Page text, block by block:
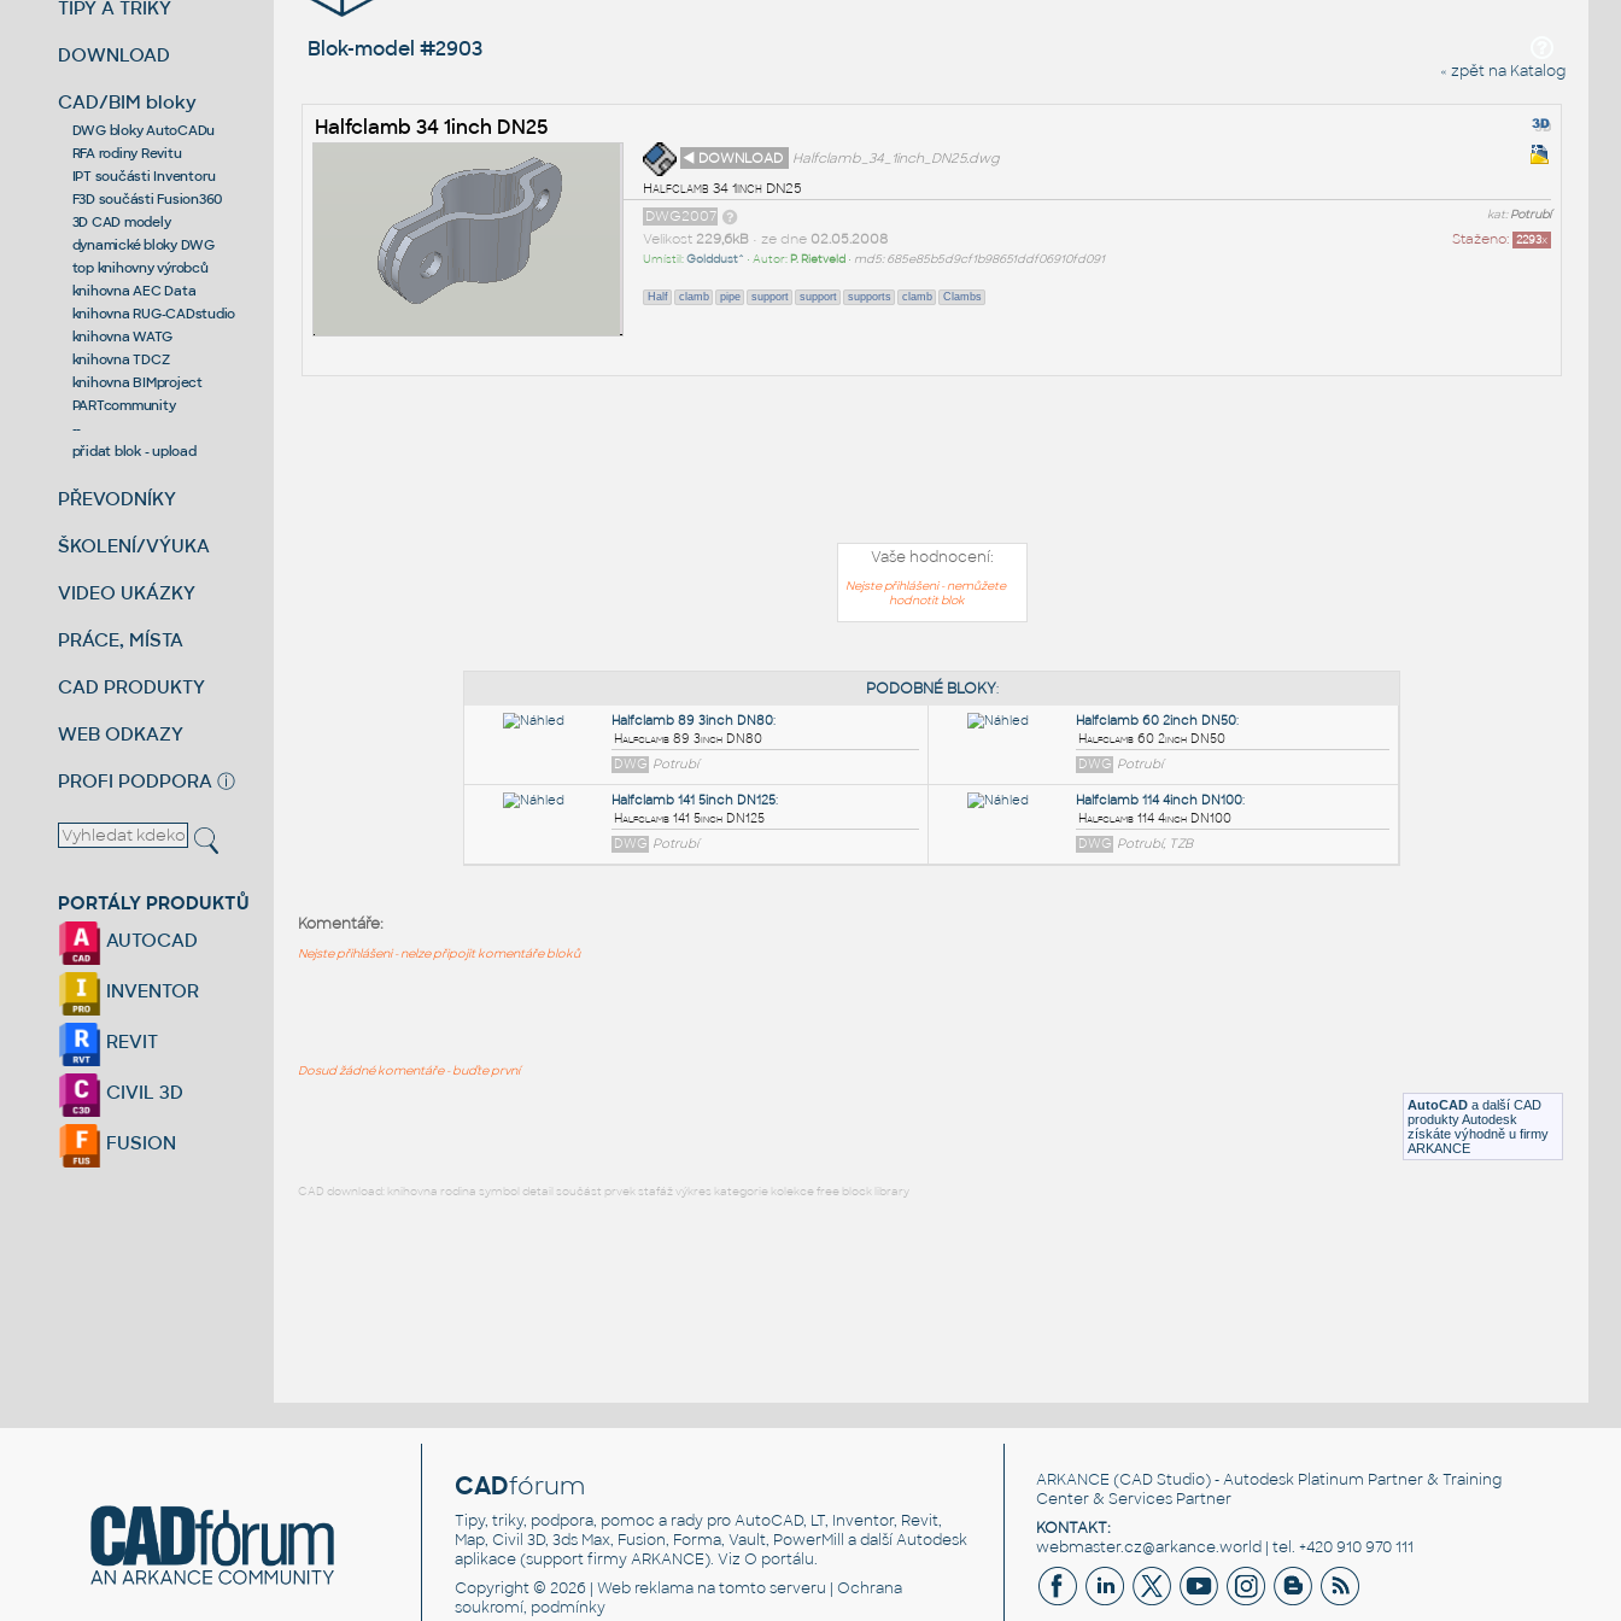
TIPY A TRIKY
DOWNLOAD
CAD/BIM bloky
DWG bloky AutoCADu
RFA rodiny Revitu
IPT součásti Inventoru
F3D součásti Fusion360
3D CAD modely
dynamické bloky DWG
top knihovny výrobců
knihovna AEC Data
knihovna RUG-CADstudio
knihovna WATG
knihovna TDCZ
knihovna BIMproject
PARTcommunity
--
přidat blok - upload
PŘEVODNÍKY
ŠKOLENÍ/VÝUKA
VIDEO UKÁZKY
PRÁCE, MÍSTA
CAD PRODUKTY
WEB ODKAZY
PROFI PODPORA ⓘ
PORTÁLY PRODUKTŮ
AUTOCAD
INVENTOR
REVIT
CIVIL 3D
FUSION
Blok-model #2903
« zpět na Katalog
Halfclamb 34 1inch DN25
◄ DOWNLOAD
Halfclamb_34_1inch_DN25.dwg
Halfclamb 34 1inch DN25
kat:Potrubí
DWG2007
Staženo: 2293x
Velikost 229,6kB• ze dne 02.05.2008
Umístil:Golddust^ • Autor: P. Rietveld• md5: 685e85b5d9cf1b98651ddf06910fd091
Half clamb pipe support support supports clamb Clambs
Vaše hodnocení:
Nejste přihlášeni - nemůžete
hodnotit blok
AutoCAD a další CAD
produkty Autodesk
získáte výhodně u firmy
ARKANCE
Komentáře:
Nejste přihlášeni - nelze připojit komentáře bloků
Dosud žádné komentáře - buďte první
CAD download: knihovna rodina symbol detail součást prvek stafáž výkres kategorie kolekce free block library
CADfórum
Tipy, triky, podpora, pomoc a rady pro AutoCAD, LT, Inventor, Revit,
Map, Civil 3D, 3ds Max, Fusion, Forma, Vault, PowerMill a další Autodesk
aplikace (support firmy ARKANCE). VizO portálu.
Copyright © 2026 |Web reklama na tomto serveru |Ochrana
soukromí, podmínky
ARKANCE (CAD Studio) - Autodesk Platinum Partner & Training
Center & Services Partner
KONTAKT:
webmaster.cz@arkance.world | tel. +420 910 970 111